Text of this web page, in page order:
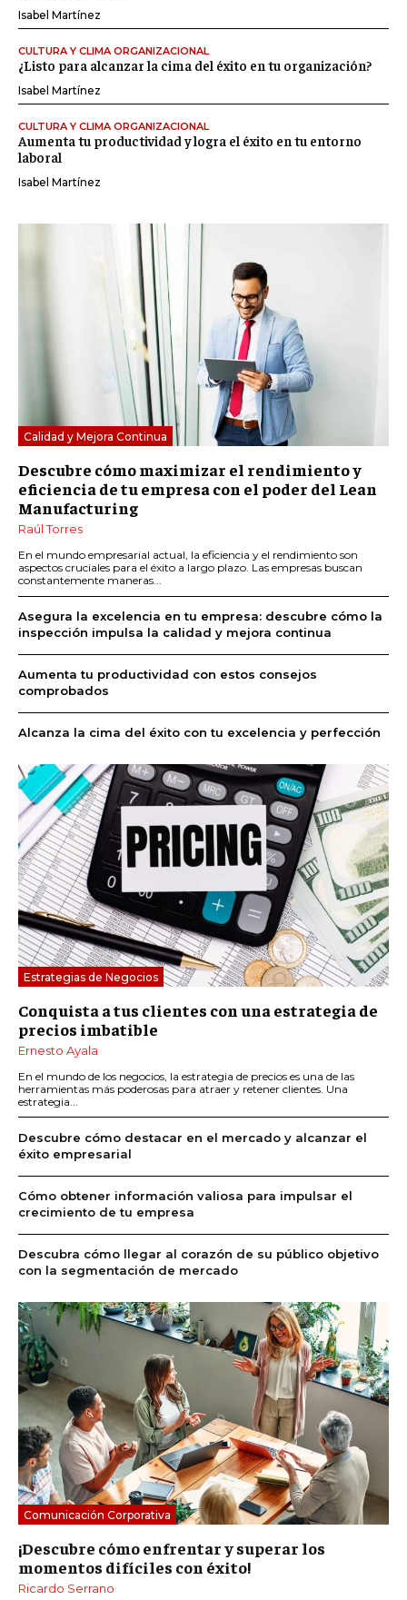
Isabel Martínez
CULTURA Y CLIMA ORGANIZACIONAL
¿Listo para alcanzar la cima del éxito en tu organización?
Isabel Martínez
CULTURA Y CLIMA ORGANIZACIONAL
Aumenta tu productividad y logra el éxito en tu entorno
laboral
Isabel Martínez
Calidad y Mejora Continua
Descubre cómo maximizar el rendimiento y
eficiencia de tu empresa con el poder del Lean
Manufacturing
Raúl Torres
En el mundo empresarial actual, la eficiencia y el rendimiento son
aspectos cruciales para el éxito a largo plazo. Las empresas buscan
constantemente maneras...
Asegura la excelencia en tu empresa: descubre cómo la
inspección impulsa la calidad y mejora continua
Aumenta tu productividad con estos consejos
comprobados
Alcanza la cima del éxito con tu excelencia y perfección
Estrategias de Negocios
Conquista a tus clientes con una estrategia de
precios imbatible
Ernesto Ayala
En el mundo de los negocios, la estrategia de precios es una de las
herramientas más poderosas para atraer y retener clientes. Una
estrategia...
Descubre cómo destacar en el mercado y alcanzar el
éxito empresarial
Cómo obtener información valiosa para impulsar el
crecimiento de tu empresa
Descubra cómo llegar al corazón de su público objetivo
con la segmentación de mercado
Comunicación Corporativa
¡Descubre cómo enfrentar y superar los
momentos difíciles con éxito!
Ricardo Serrano